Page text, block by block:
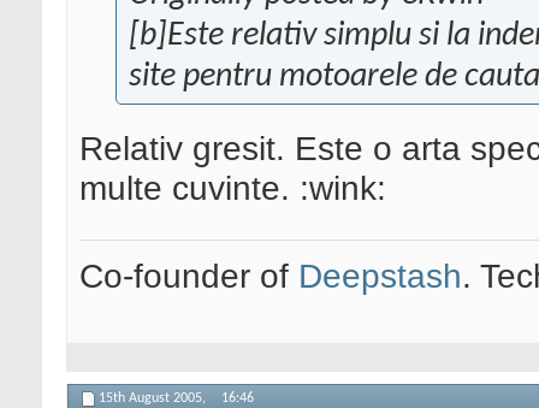
[b]Este relativ simplu si la
site pentru motoarele de
Relativ gresit. Este o arta
multe cuvinte. :wink:
Co-founder of Deepstash.
15th August 2005, 16:46